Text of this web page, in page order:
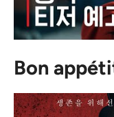
Bon